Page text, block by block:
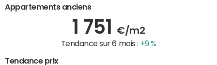
Appartements anciens
1 751 €/m2
Tendance sur 6 mois : +9 %
Tendance prix